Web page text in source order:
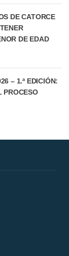
DE CATORCE
DE EDAD
– 1.ª EDICIÓN:
PROCESO